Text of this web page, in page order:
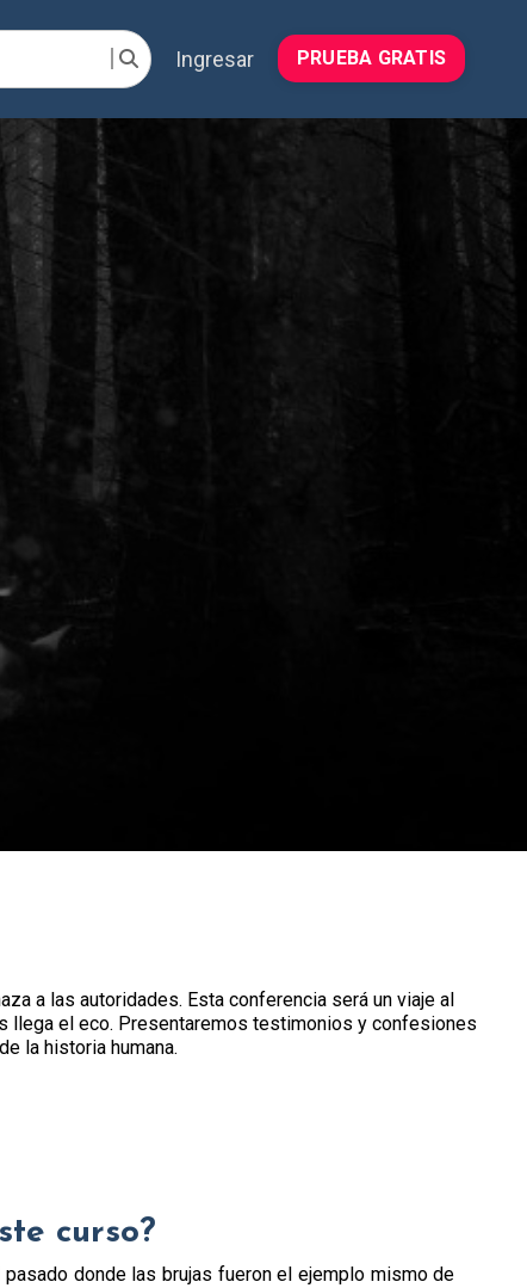
Ingresar PRUEBA GRATIS
a las autoridades. Esta conferencia será un viaje al
llega el eco. Presentaremos testimonios y confesiones
la historia humana.
curso?
donde las brujas fueron el ejemplo mismo de